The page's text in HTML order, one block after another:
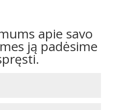
apie savo
ją padėsime